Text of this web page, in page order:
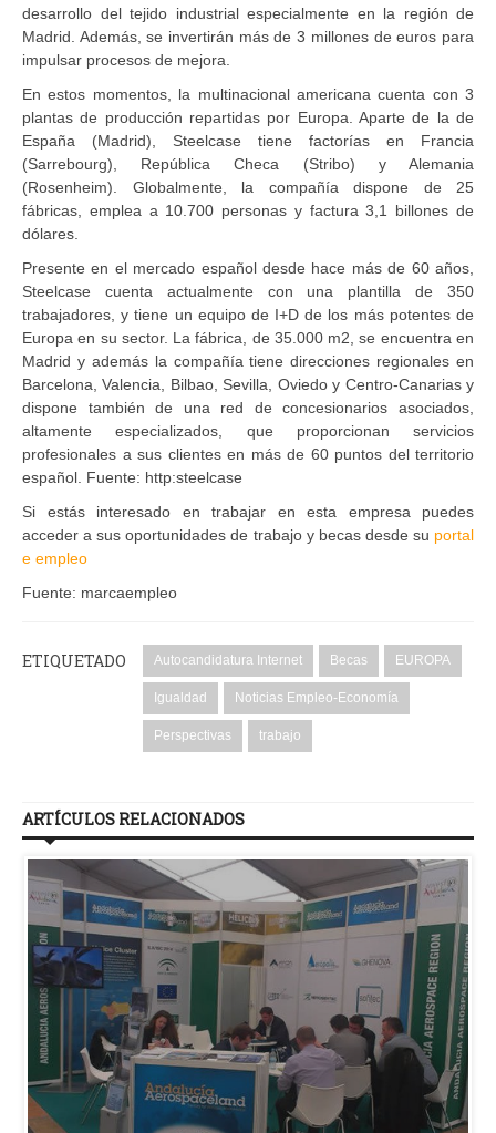
desarrollo del tejido industrial especialmente en la región de
Madrid. Además, se invertirán más de 3 millones de euros para
impulsar procesos de mejora.
En estos momentos, la multinacional americana cuenta con 3
plantas de producción repartidas por Europa. Aparte de la de
España (Madrid), Steelcase tiene factorías en Francia
(Sarrebourg), República Checa (Stribo) y Alemania
(Rosenheim). Globalmente, la compañía dispone de 25
fábricas, emplea a 10.700 personas y factura 3,1 billones de
dólares.
Presente en el mercado español desde hace más de 60 años,
Steelcase cuenta actualmente con una plantilla de 350
trabajadores, y tiene un equipo de I+D de los más potentes de
Europa en su sector. La fábrica, de 35.000 m2, se encuentra en
Madrid y además la compañía tiene direcciones regionales en
Barcelona, Valencia, Bilbao, Sevilla, Oviedo y Centro-Canarias y
dispone también de una red de concesionarios asociados,
altamente especializados, que proporcionan servicios
profesionales a sus clientes en más de 60 puntos del territorio
español. Fuente: http:steelcase
Si estás interesado en trabajar en esta empresa puedes
acceder a sus oportunidades de trabajo y becas desde su portal
e empleo
Fuente: marcaempleo
ETIQUETADO Autocandidatura Internet Becas EUROPA
Igualdad Noticias Empleo-Economía
Perspectivas trabajo
ARTÍCULOS RELACIONADOS